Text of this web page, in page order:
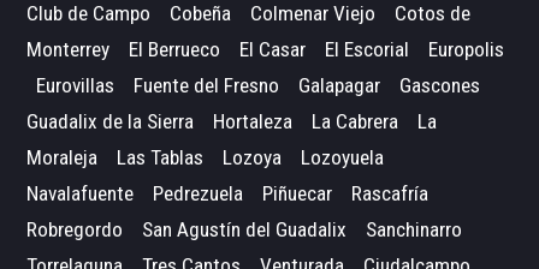
Club de Campo
Cobeña Colmenar Viejo
Cotos de
Monterrey
El Berrueco El Casar El Escorial
Europolis
Eurovillas
Fuente del Fresno Galapagar
Gascones
Guadalix de la Sierra
Hortaleza La Cabrera
La
Moraleja
Las Tablas Lozoya
Lozoyuela
Navalafuente
Pedrezuela Piñuecar
Rascafría
Robregordo
San Agustín del Guadalix
Sanchinarro